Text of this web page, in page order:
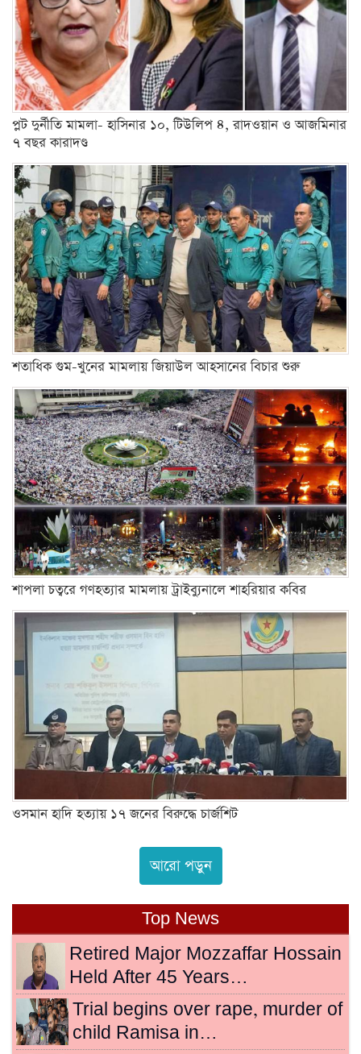
প্লট দুর্নীতি মামলা- হাসিনার ১০, টিউলিপ ৪, রাদওয়ান ও আজমিনার
৭ বছর কারাদণ্ড
শতাধিক গুম-খুনের মামলায় জিয়াউল আহসানের বিচার শুরু
শাপলা চত্বরে গণহত্যার মামলায় ট্রাইব্যুনালে শাহরিয়ার কবির
ওসমান হাদি হত্যায় ১৭ জনের বিরুদ্ধে চার্জশিট
আরো পড়ুন
Top News
Retired Major Mozzaffar Hossain
Held After 45 Years…
Trial begins over rape, murder of
child Ramisa in…